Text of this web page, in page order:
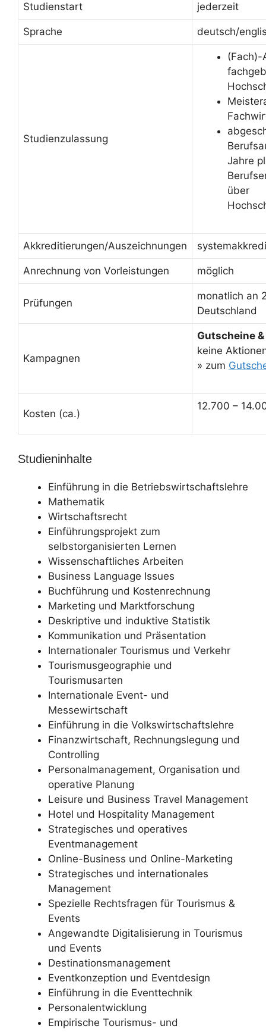
Studienstart jederzeit
Sprache deutsch/
Studienzulassung
(Fach)-
Jahre
über
Akkreditierungen/Auszeichnungen
Anrechnung von Vorleistungen möglich
Prüfungen
monatlich an
Deutschland
Kampagnen
Gutscheine
keine
» zum
Kosten (ca.)
12.700 –
Studieninhalte
Einführung in die Betriebswirtschaftslehre
Mathematik
Wirtschaftsrecht
Einführungsprojekt zum
selbstorganisierten Lernen
Wissenschaftliches Arbeiten
Business Language Issues
Buchführung und Kostenrechnung
Marketing und Marktforschung
Deskriptive und induktive Statistik
Kommunikation und Präsentation
Internationaler Tourismus und Verkehr
Tourismusgeographie und
Tourismusarten
Internationale Event- und
Messewirtschaft
Einführung in die Volkswirtschaftslehre
Finanzwirtschaft, Rechnungslegung und
Controlling
Personalmanagement, Organisation und
operative Planung
Leisure und Business Travel Management
Hotel und Hospitality Management
Strategisches und operatives
Eventmanagement
Online-Business und Online-Marketing
Strategisches und internationales
Management
Spezielle Rechtsfragen für Tourismus &
Events
Angewandte Digitalisierung in Tourismus
und Events
Destinationsmanagement
Eventkonzeption und Eventdesign
Einführung in die Eventtechnik
Personalentwicklung
Empirische Tourismus- und